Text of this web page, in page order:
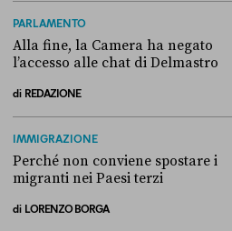
PARLAMENTO
Alla fine, la Camera ha negato
l’accesso alle chat di Delmastro
di REDAZIONE
IMMIGRAZIONE
Perché non conviene spostare i
migranti nei Paesi terzi
di LORENZO BORGA